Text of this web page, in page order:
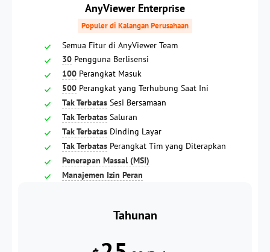
AnyViewer Enterprise
Populer di Kalangan Perusahaan
Semua Fitur di AnyViewer Team
30 Pengguna Berlisensi
100 Perangkat Masuk
500 Perangkat yang Terhubung Saat Ini
Tak Terbatas Sesi Bersamaan
Tak Terbatas Saluran
Tak Terbatas Dinding Layar
Tak Terbatas Perangkat Tim yang Diterapkan
Penerapan Massal (MSI)
Manajemen Izin Peran
Tahunan